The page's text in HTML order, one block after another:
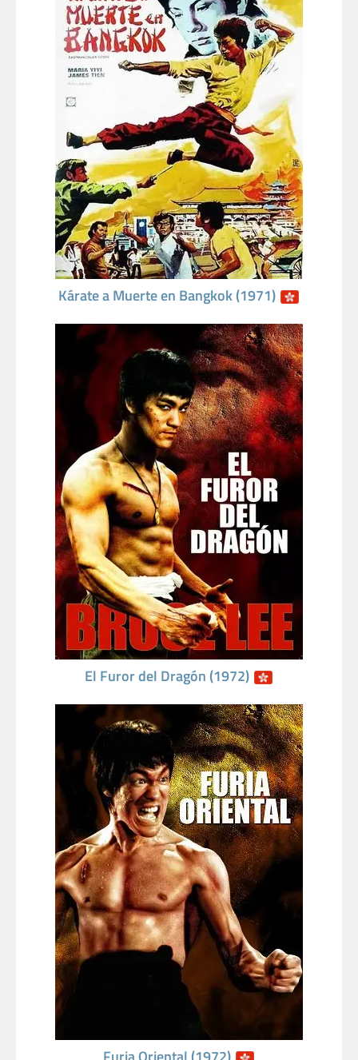
Kárate a Muerte en Bangkok (1971)
El Furor del Dragón (1972)